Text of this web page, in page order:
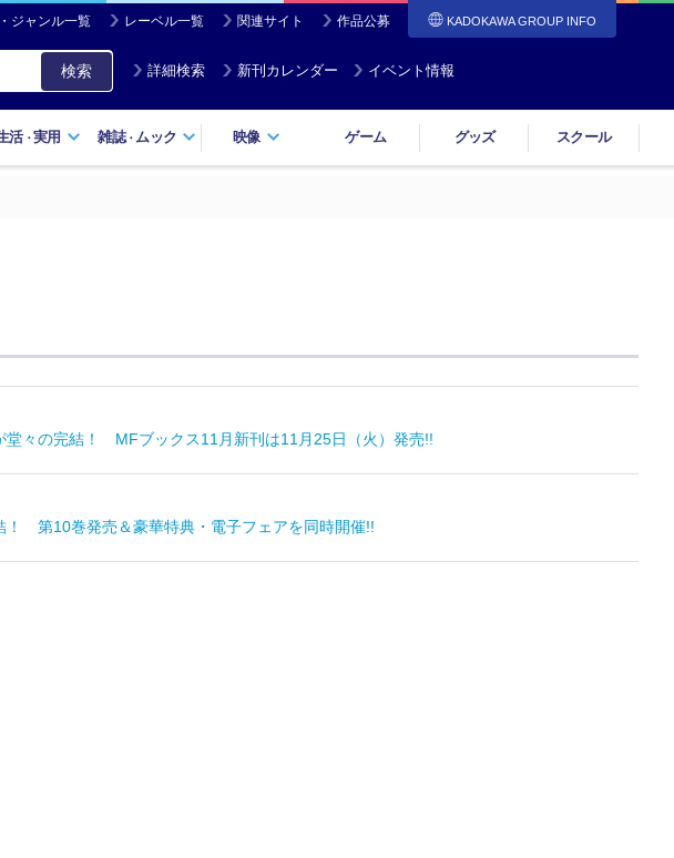
ジャンル一覧 レーベル一覧 関連サイト 作品公募 KADOKAWA GROUP INFO
検索 詳細検索 新刊カレンダー イベント情報
活・実用 雑誌・ ムック 映像 ゲーム グッズ スクール
堂々の完結！ MFブックス11月新刊は11月25日（火）発売!!
！ 第10巻発売＆豪華特典・電子フェアを同時開催!!